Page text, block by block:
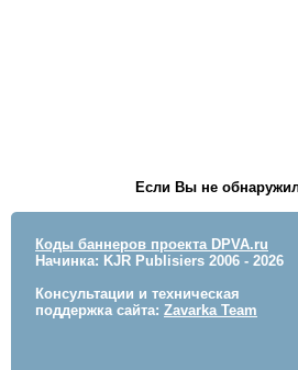
Если Вы не
Коды баннеров проекта DPVA.ru
Начинка: KJR Publisiers 2006 - 2026
Консультации и техническая
поддержка сайта: Zavarka Team